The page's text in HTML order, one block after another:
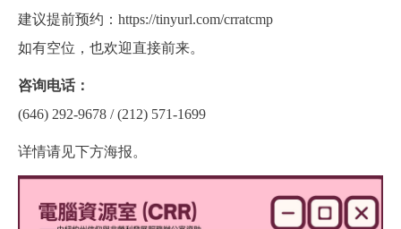
建议提前预约： https://tinyurl.com/crratcmp
如有空位，也欢迎直接前来。
咨询电话：
(646) 292-9678 / (212) 571-1699
详情请见下方海报。